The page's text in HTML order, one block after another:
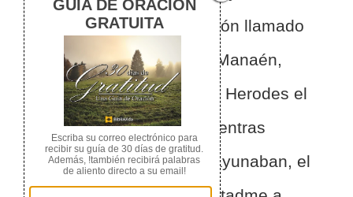
maestros: Bernabé, Simón llamado
Niger, Lucio de Cirene, Manaén,
que se había criado con Herodes el
tetrarca, y Saulo.
Mientras
ministraban al Señor y ayunaban, el